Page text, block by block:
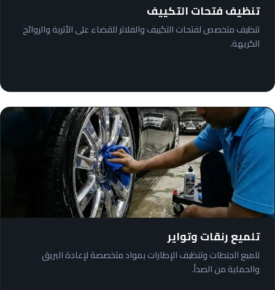
تنظيف فتحات التكييف
تنظيف متخصص لفتحات التكييف والفلاتر للقضاء على الأتربة والروائح
الكريهة.
تلميع رنقات وتواير
تلميع الجنطات وتنظيف الإطارات بمواد متخصصة لإعادة البريق
والحماية من الصدأ.